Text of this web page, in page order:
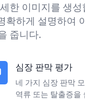
한 이미지를 생성
확하게 설명하여
줍니다.
심장 판막 평가
네 가지 심장 판막
역류 또는 탈출증을